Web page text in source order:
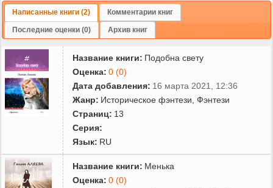
Написанные книги (2) Комментарии книг
Последние оценки (0) Архив книг
Название книги: Подобна свету
Оценка: 0 (0)
Дата добавления: 16 марта 2021, 12:36
Жанр: Историческое фэнтези ,Фэнтези
Страниц: 13
Серия:
Язык: RU
Название книги: Менька
Оценка: 0 (0)